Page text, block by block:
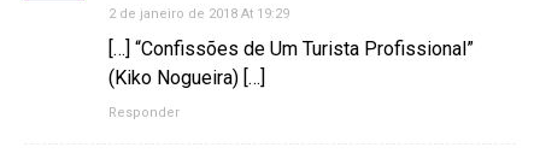
2 de janeiro de 2018 At 19:29
[…] “Confissões de Um Turista Profissional”
(Kiko Nogueira) […]
Responder